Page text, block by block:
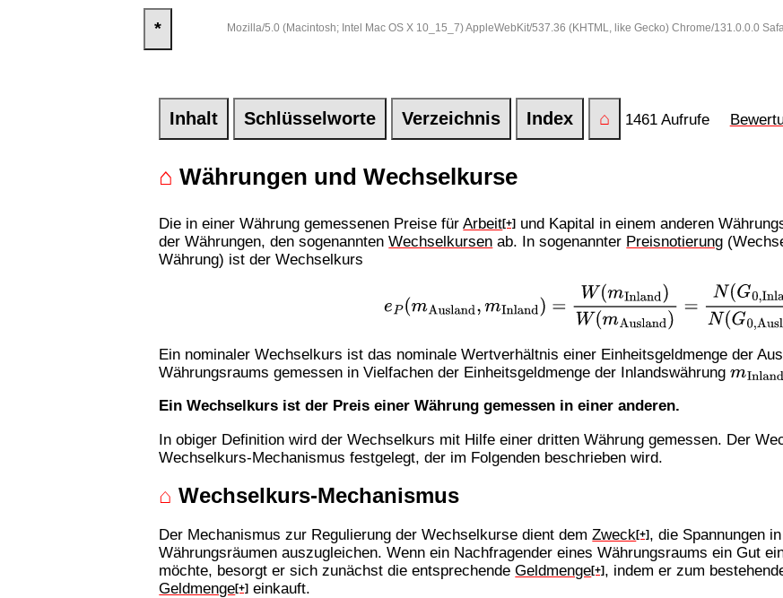
* Mozilla/5.0 (Macintosh; Intel Mac OS X 10_15_7) AppleWebKit/537.36 (KHTML, like Gecko) Chrome/131.0.0.0
Inhalt Schlüsselworte Verzeichnis Index ⌂ 1461 Aufrufe
⌂ Währungen und Wechselkurse
Die in einer Währung gemessenen Preise fürArbeit[+] und Kapital in einem anderen
der Währungen, den sogenanntenWechselkursen ab. In sogenannter Preisnotierung
Währung) ist der Wechselkurs
Ausland,mInland ) =W( m Inland )W(mAusland) =N (G0,Inland
Ein nominaler Wechselkurs ist das nominale Wertverhältnis einer Einheitsgeldmenge der
Währungsraums gemessen in Vielfachen der Einheitsgeldmenge der Inlandswährungm
Ein Wechselkurs ist der Preis einer Währung gemessen in einer anderen.
In obiger Definition wird der Wechselkurs mit Hilfe einer dritten Währung gemessen. Der
Wechselkurs-Mechanismus festgelegt, der im Folgenden beschrieben wird.
⌂ Wechselkurs-Mechanismus
Der Mechanismus zur Regulierung der Wechselkurse dient demZweck[+] , die Spannungen
Währungsräumen auszugleichen. Wenn ein Nachfragender eines Währungsraums ein Gut
möchte, besorgt er sich zunächst die entsprechendeGeldmenge[+] , indem er zum
Geldmenge[+] einkauft.